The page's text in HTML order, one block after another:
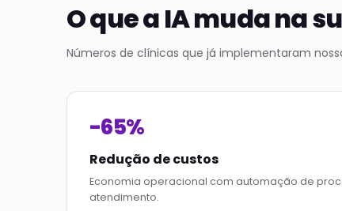
O que a IA muda na
Números de clínicas que já implementaram
-65%
Redução de custos
Economia operacional com automação de
atendimento.